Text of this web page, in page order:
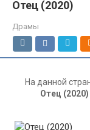
Отец (2020)
Драмы
На данной
Отец (2020)